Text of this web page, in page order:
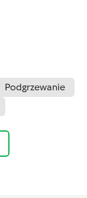
Podgrzewanie